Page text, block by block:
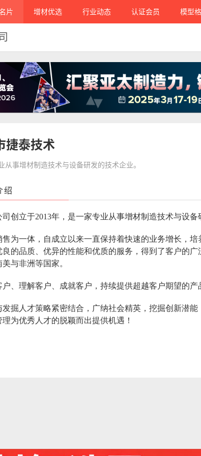
片 增材优选 行业动态 认证会员 模型
捷泰技术
从事增材制造技术与设备研发的技术企业。
绍
创立于2013年，是一家专业从事增材制造技术与设备
为一体，自成立以来一直保持着快速的业务增长，
的品质、优异的性能和优质的服务，得到了客户的
与非洲等国家。
、理解客户、成就客户，持续提供超越客户期望的
掘人才策略紧密结合，广纳社会精英，挖掘创新潜
为优秀人才的脱颖而出提供机遇！